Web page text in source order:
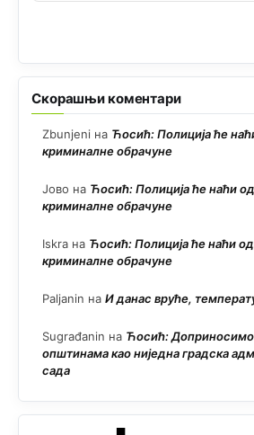
Скорашњи коментари
Zbunjeni на Ћосић: Полиција ће
криминалне обрачуне
Јово на Ћосић: Полиција ће наћи
криминалне обрачуне
Iskra на Ћосић: Полиција ће наћи
криминалне обрачуне
Paljanin на И данас вруће,
Sugrađanin на Ћосић:
општинама као ниједна градска
сада